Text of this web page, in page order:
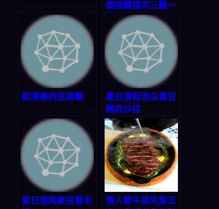
個按鍵搞定三餸一
湯，選擇困難症終
於有救了！
軟滑雞肉豆腐羹
夏日清新苦瓜黃豆
雞肉沙拉
夏日清爽綠豆薏米
情人節牛排失敗五